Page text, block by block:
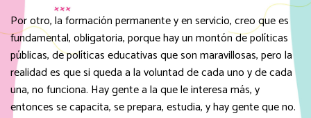
Por otro, la formación permanente y en servicio, creo que es
fundamental, obligatoria, porque hay un montón de políticas
públicas, de políticas educativas que son maravillosas, pero la
realidad es que si queda a la voluntad de cada uno y de cada
una, no funciona. Hay gente a la que le interesa más, y
entonces se capacita, se prepara, estudia, y hay gente que no.